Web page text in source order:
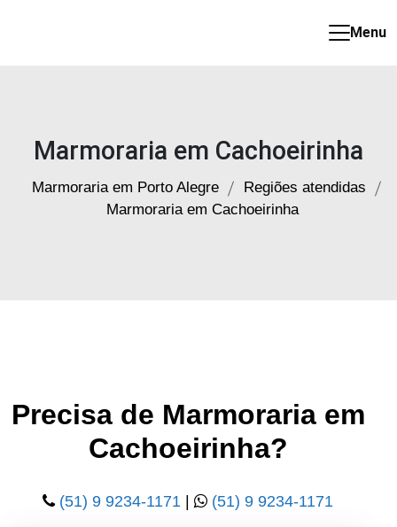
Menu
Marmoraria em Cachoeirinha
Marmoraria em Porto Alegre
Regiões atendidas
Marmoraria em Cachoeirinha
Precisa de Marmoraria em
Cachoeirinha?
(51) 9 9234-1171 | (51) 9 9234-1171